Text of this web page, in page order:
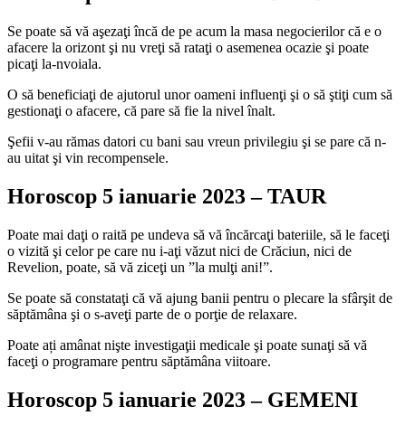
Se poate să vă aşezaţi încă de pe acum la masa negocierilor că e o
afacere la orizont şi nu vreţi să rataţi o asemenea ocazie şi poate
picaţi la-nvoiala.
O să beneficiaţi de ajutorul unor oameni influenţi şi o să ştiţi cum să
gestionaţi o afacere, că pare să fie la nivel înalt.
Şefii v-au rămas datori cu bani sau vreun privilegiu şi se pare că n-
au uitat şi vin recompensele.
Horoscop 5 ianuarie 2023 – TAUR
Poate mai daţi o raită pe undeva să vă încărcaţi bateriile, să le faceţi
o vizită şi celor pe care nu i-aţi văzut nici de Crăciun, nici de
Revelion, poate, să vă ziceţi un ”la mulţi ani!”.
Se poate să constataţi că vă ajung banii pentru o plecare la sfârşit de
săptămâna şi o s-aveţi parte de o porţie de relaxare.
Poate ați amânat nişte investigaţii medicale şi poate sunaţi să vă
faceţi o programare pentru săptămâna viitoare.
Horoscop 5 ianuarie 2023 – GEMENI